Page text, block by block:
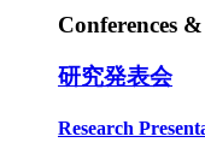
Conferences
研究発表会
Research